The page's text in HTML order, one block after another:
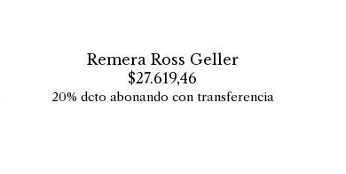
Remera Ross Geller
$27.619,46
20% dcto abonando con transferencia